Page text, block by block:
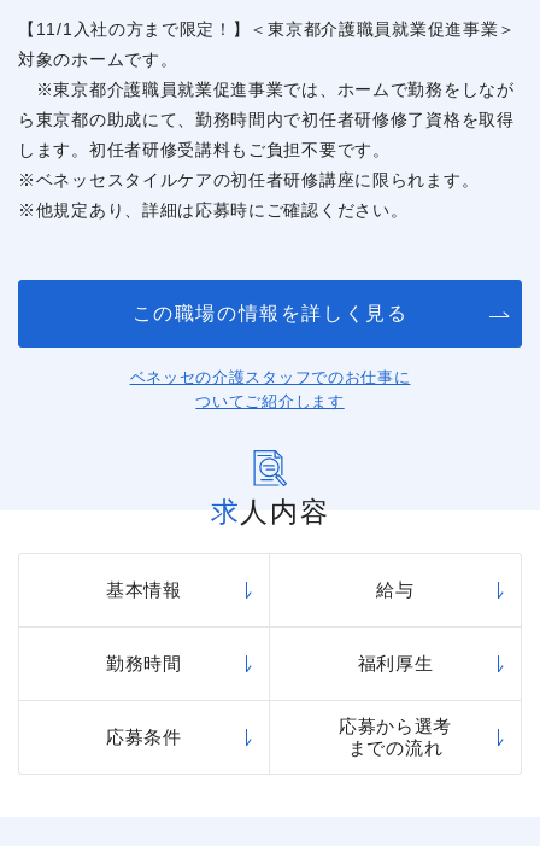
【11/1入社の方まで限定！】＜東京都介護職員就業促進事業＞
対象のホームです。
※東京都介護職員就業促進事業では、ホームで勤務をしなが
ら東京都の助成にて、勤務時間内で初任者研修修了資格を取得
します。初任者研修受講料もご負担不要です。
※ベネッセスタイルケアの初任者研修講座に限られます。
※他規定あり、詳細は応募時にご確認ください。
この職場の情報を詳しく見る
ベネッセの介護スタッフでのお仕事に
ついてご紹介します
求人内容
基本情報 給与
勤務時間 福利厚生
応募条件
応募から選考
までの流れ